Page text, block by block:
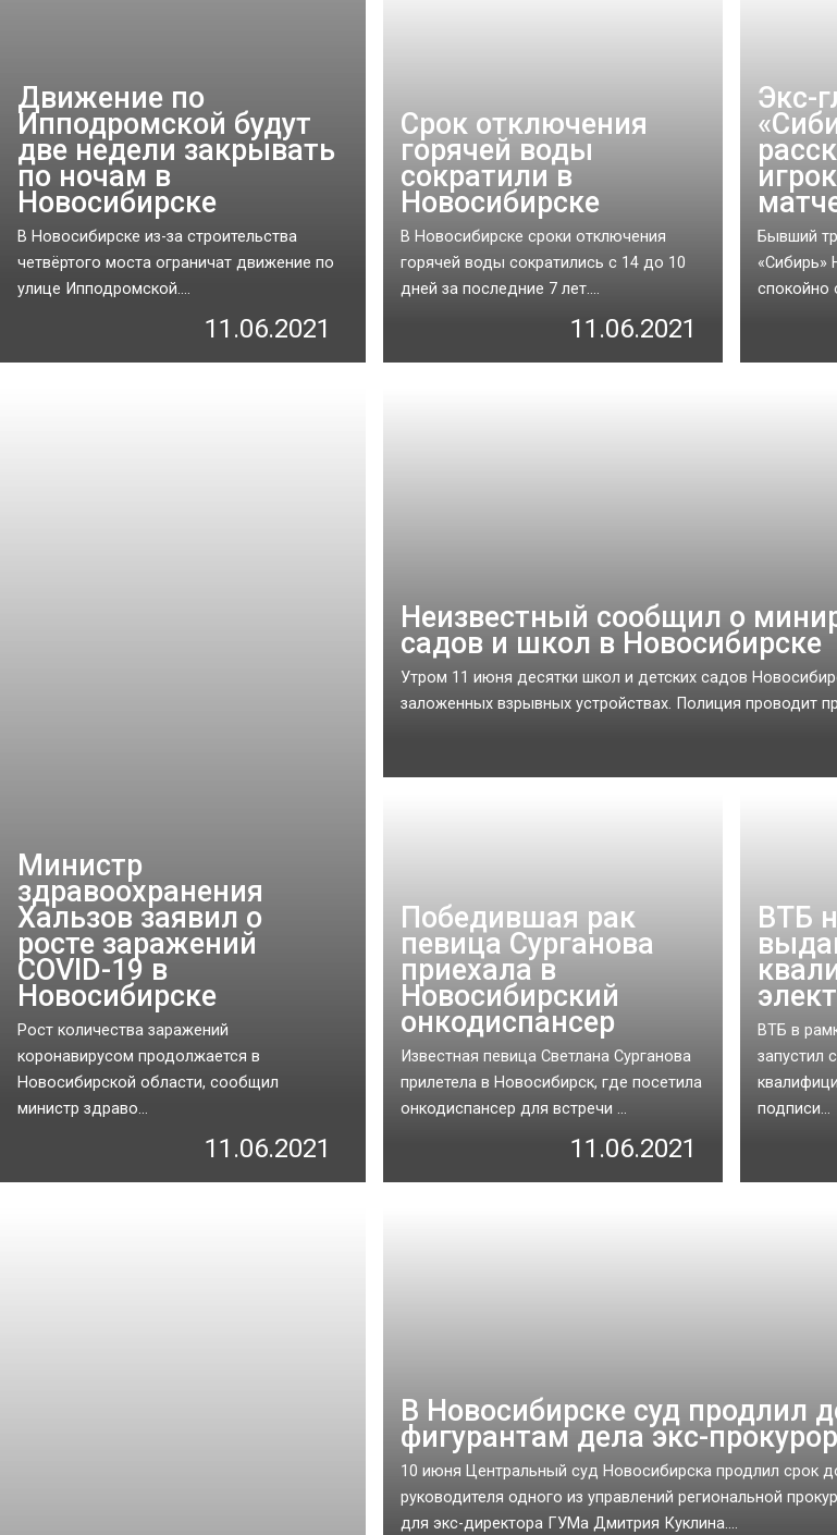
Движение по
Ипподромской будут
две недели закрывать
по ночам в
Новосибирске
В Новосибирске из-за строительства
четвёртого моста ограничат движение по
улице Ипподромской....
11.06.2021
Срок отключения
горячей воды
сократили в
Новосибирске
В Новосибирске сроки отключения
горячей воды сократились с 14 до 10
дней за последние 7 лет....
11.06.2021
Экс-
Бывший
«Сибирь»
спокойно
Министр
здравоохранения
Хальзов заявил о
росте заражений
COVID-19 в
Новосибирске
Рост количества заражений
коронавирусом продолжается в
Новосибирской области, сообщил
министр здраво...
11.06.2021
Неизвестный сообщил о
садов и школ в Новосибирске
Утром 11 июня десятки школ и детских садов
заложенных взрывных устройствах. Полиция проводит
Победившая рак
певица Сурганова
приехала в
Новосибирский
онкодиспансер
Известная певица Светлана Сурганова
прилетела в Новосибирск, где посетила
онкодиспансер для встречи ...
11.06.2021
ВТБ
ВТБ в
запустил
подписи...
В Новосибирске суд продлил
фигурантам дела экс-
10 июня Центральный суд Новосибирска продлил срок
руководителя одного из управлений региональной
для экс-директора ГУМа Дмитрия Куклина....